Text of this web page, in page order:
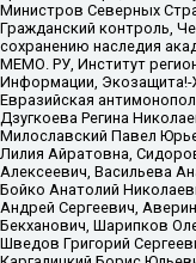
Министров Северных
Гражданский контроль,
сохранению наследия
МЕМО. РУ, Институт
Информации,
Евразийская
Дзугкоева Регина
Милославский Павел
Лилия Айратовна,
Алексеевич, Васильева
Бойко Анатолий
Андрей Сергеевич,
Бекханович, Шарипков
Шведов Григорий